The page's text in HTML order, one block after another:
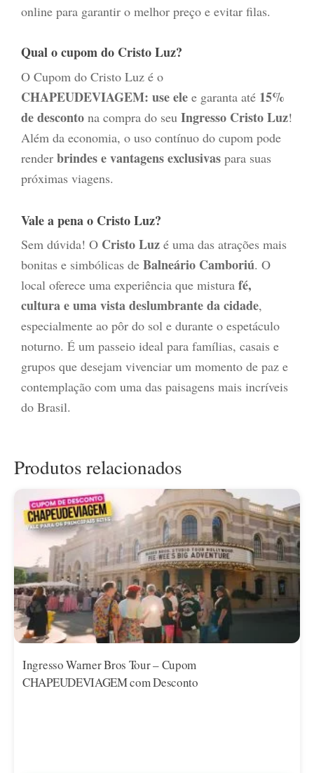
online para garantir o melhor preço e evitar filas.
Qual o cupom do Cristo Luz?
O Cupom do Cristo Luz é o
CHAPEUDEVIAGEM: use ele e garanta até 15%
de desconto na compra do seu Ingresso Cristo Luz!
Além da economia, o uso contínuo do cupom pode
render brindes e vantagens exclusivas para suas
próximas viagens.
Vale a pena o Cristo Luz?
Sem dúvida! O Cristo Luz é uma das atrações mais
bonitas e simbólicas de Balneário Camboriú. O
local oferece uma experiência que mistura fé,
cultura e uma vista deslumbrante da cidade,
especialmente ao pôr do sol e durante o espetáculo
noturno. É um passeio ideal para famílias, casais e
grupos que desejam vivenciar um momento de paz e
contemplação com uma das paisagens mais incríveis
do Brasil.
Produtos relacionados
Ingresso Warner Bros Tour – Cupom
CHAPEUDEVIAGEM com Desconto